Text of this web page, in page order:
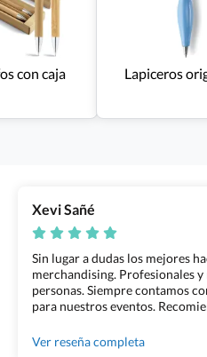
con caja Lapiceros
Xevi Sañé
Sin lugar a dudas los mejores
merchandising. Profesionales
personas. Siempre contamos
para nuestros eventos.
Ver reseña completa